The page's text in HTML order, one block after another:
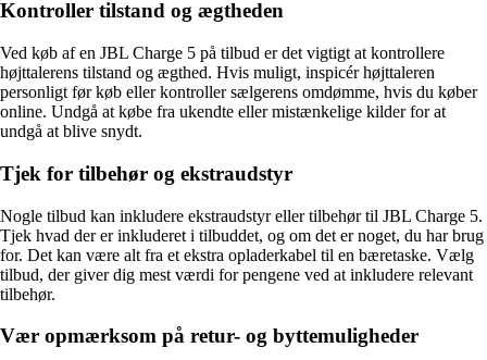
Kontroller tilstand og ægtheden
Ved køb af en JBL Charge 5 på tilbud er det vigtigt at kontrollere
højttalerens tilstand og ægthed. Hvis muligt, inspicér højttaleren
personligt før køb eller kontroller sælgerens omdømme, hvis du køber
online. Undgå at købe fra ukendte eller mistænkelige kilder for at
undgå at blive snydt.
Tjek for tilbehør og ekstraudstyr
Nogle tilbud kan inkludere ekstraudstyr eller tilbehør til JBL Charge 5.
Tjek hvad der er inkluderet i tilbuddet, og om det er noget, du har brug
for. Det kan være alt fra et ekstra opladerkabel til en bæretaske. Vælg
tilbud, der giver dig mest værdi for pengene ved at inkludere relevant
tilbehør.
Vær opmærksom på retur- og byttemuligheder